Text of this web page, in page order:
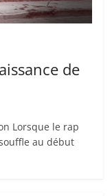
de
Lorsque le rap
au début